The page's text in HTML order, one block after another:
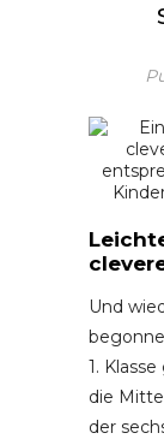
Und
1.
die
der